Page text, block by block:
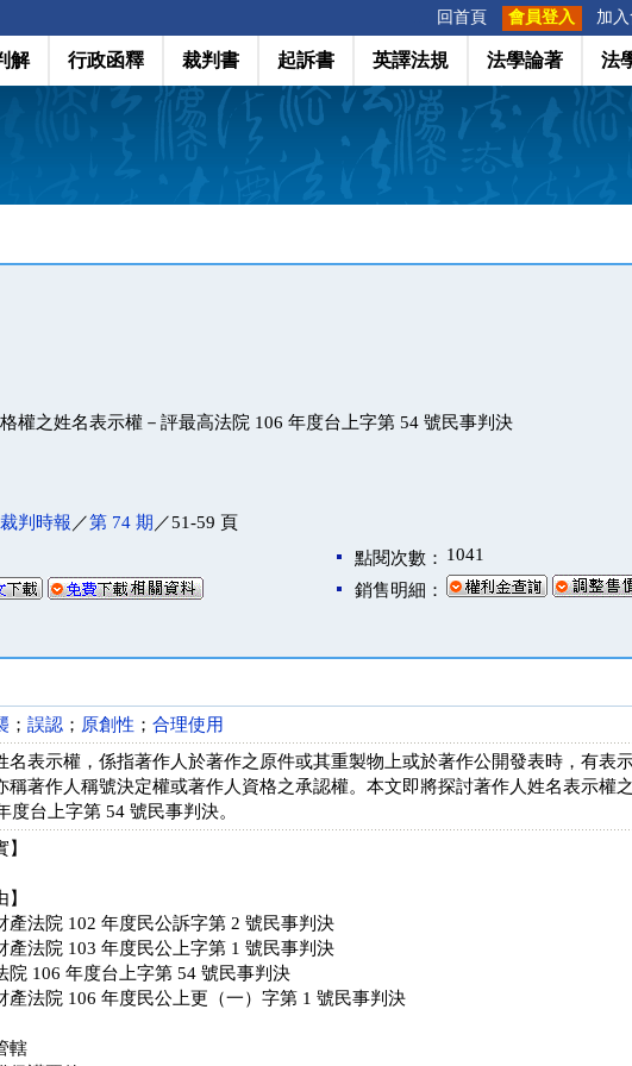
回首頁 會員登入 加
解 行政函釋 裁判書 起訴書 英譯法規 法學論著 法
權之姓名表示權－評最高法院 106 年度台上字第 54 號民事判決
判時報 ／第 74 期 ／51-59 頁
點閱次數： 1041
銷售明細：
； 誤認 ； 原創性 ； 合理使用
名表示權，係指著作人於著作之原件或其重製物上或於著作公開發表時，有表
稱著作人稱號決定權或著作人資格之承認權。本文即將探討著作人姓名表示權
度台上字第 54 號民事判決。
】
】
產法院 102 年度民公訴字第 2 號民事判決
產法院 103 年度民公上字第 1 號民事判決
院 106 年度台上字第 54 號民事判決
產法院 106 年度民公上更（一）字第 1 號民事判決
轄